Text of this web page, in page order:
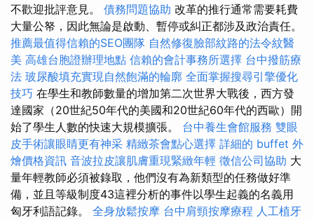
不歡迎批評意見。 債務問題協助 改革的推行通常需要耗費
大量公帑，因此無論是啟動、暫停或糾正都涉及政治責任。
推薦最值得信賴的SEO團隊 自然修復臉部紋路的法令紋醫
美 高雄台胞證辦理地點 信賴的會計事務所選擇 台中撥筋療
法 玻尿酸填充實現自然飽滿的輪廓 全面掌握搜尋引擎優化
技巧 在學生和教師數量的增加第二次世界大戰後，西方發
達國家（20世紀50年代的美國和20世紀60年代的西歐）開
始了學生人數的快速大規模擴張。 台中養生會館服務 雙眼
皮手術讓眼睛更有神采 精緻茶會點心選擇 詳細的 buffet 外
燴價格資訊 音波拉皮讓肌膚重現緊緻年輕 徵信公司協助 大
量年輕教師必須被錄取，他們沒有為新類型的任務做好準
備，並且等級制度43這裡分析的事件以學生起義的名義用
匈牙利語記錄。 全身放鬆按摩 台中肩頸按摩療程 人工植牙